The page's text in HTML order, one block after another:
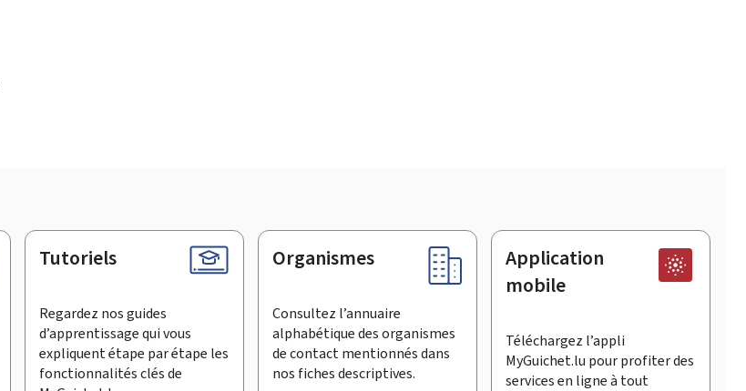
Tutoriels
Regardez nos guides
d’apprentissage qui vous
expliquent étape par étape les
fonctionnalités clés de
Organismes
Consultez l’annuaire
alphabétique des organismes
de contact mentionnés dans
nos fiches descriptives.
Application
mobile
Téléchargez l’appli
MyGuichet.lu pour profiter des
services en ligne à tout